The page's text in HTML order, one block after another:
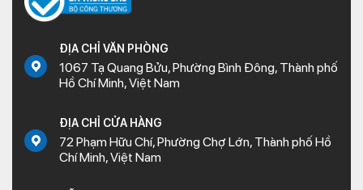
ĐỊA CHỈ VĂN PHÒNG
1067 Tạ Quang Bửu, Phường Bình Đông, Thành phố
Hồ Chí Minh, Việt Nam
ĐỊA CHỈ CỬA HÀNG
72 Phạm Hữu Chí, Phường Chợ Lớn, Thành phố Hồ
Chí Minh, Việt Nam